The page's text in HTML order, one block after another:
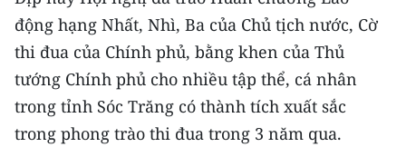
РУССКИЙ
ESPAÑOL
한국어
động hạng Nhất, Nhì, Ba của Chủ tịch nước, Cờ
thi đua của Chính phủ, bằng khen của Thủ
tướng Chính phủ cho nhiều tập thể, cá nhân
trong tỉnh Sóc Trăng có thành tích xuất sắc
trong phong trào thi đua trong 3 năm qua.